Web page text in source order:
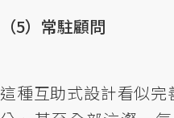
（5）常駐顧問
這種互助式設計看似